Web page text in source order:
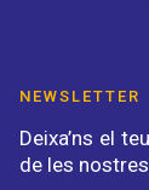
NEWSLETTER
Deixa’ns el
de les